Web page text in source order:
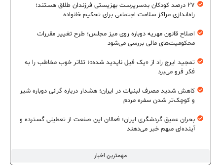
مهمترین اخبار
۲۷ درصد کودکان بدسرپرست بهزیستی فرزندان طلاق هستند؛
راه‌اندازی مراکز سلامت اجتماعی برای تحکیم خانواده
اصلاح قانون مهریه دوباره روی میز مجلس؛ طرح تغییر مقررات
محکومیت‌های مالی بررسی می‌شود
تمجید ایرج راد از «یک فیل ناپدید شده»؛ تئاتر خوب مخاطب را به
فکر فرو می‌برد
کاهش شدید مصرف لبنیات در ایران؛ هشدار درباره گرانی دوباره شیر
و کوچک‌تر شدن سفره مردم
بحران عمیق گردشگری ایران؛ فعالان این صنعت از تعطیلی گسترده و
آینده‌ای مبهم خبر می‌دهند